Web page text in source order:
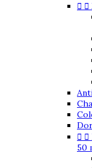
 
 
50